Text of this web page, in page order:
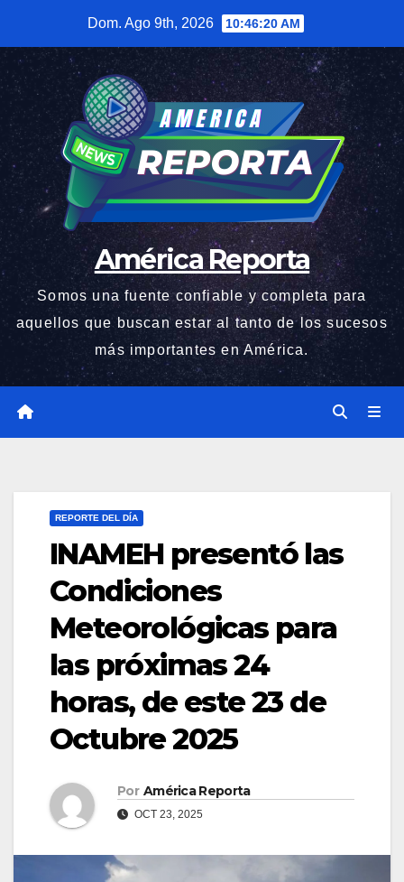
contenido
Dom. Ago 9th, 2026 10:46:21 AM
América Reporta
Somos una fuente confiable y completa para
aquellos que buscan estar al tanto de los sucesos
más importantes en América.
REPORTE DEL DÍA
INAMEH presentó las
Condiciones
Meteorológicas para
las próximas 24
horas, de este 23 de
Octubre 2025
Por América Reporta
OCT 23, 2025